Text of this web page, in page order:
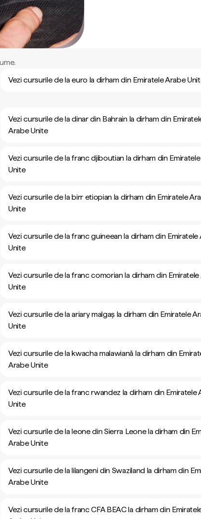
Vezi cursurile de la euro la dirham din Emiratele Arabe
Vezi cursurile de la dinar din Bahrain la dirham din
Arabe Unite
Vezi cursurile de la franc djiboutian la dirham din
Unite
Vezi cursurile de la birr etiopian la dirham din Emiratele
Unite
Vezi cursurile de la franc guineean la dirham din Emiratele
Unite
Vezi cursurile de la franc comorian la dirham din
Unite
Vezi cursurile de la ariary malgaș la dirham din Emiratele
Unite
Vezi cursurile de la kwacha malawiană la dirham din
Arabe Unite
Vezi cursurile de la franc rwandez la dirham din Emiratele
Unite
Vezi cursurile de la leone din Sierra Leone la dirham din
Arabe Unite
Vezi cursurile de la lilangeni din Swaziland la dirham din
Arabe Unite
Vezi cursurile de la franc CFA BEAC la dirham din